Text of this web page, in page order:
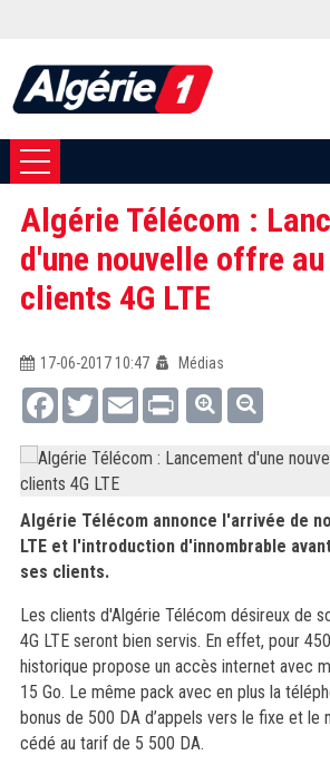
Algérie Télécom :
d'une nouvelle offre
clients 4G LTE
17-06-2017 10:47
Médias
FacebookTwitterEmail Print
Algérie Télécom annonce l'arrivée de
LTE et l'introduction d'innombrable
ses clients.
Les clients d'Algérie Télécom désireux de
4G LTE seront bien servis. En effet, pour
historique propose un accès internet avec
15 Go. Le même pack avec en plus la
bonus de 500 DA d’appels vers le fixe et le
cédé au tarif de 5 500 DA.